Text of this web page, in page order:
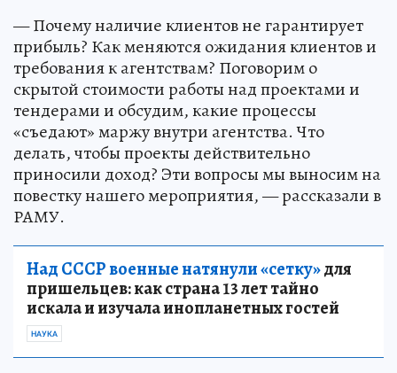
— Почему наличие клиентов не гарантирует
прибыль? Как меняются ожидания клиентов и
требования к агентствам? Поговорим о
скрытой стоимости работы над проектами и
тендерами и обсудим, какие процессы
«съедают» маржу внутри агентства. Что
делать, чтобы проекты действительно
приносили доход? Эти вопросы мы выносим на
повестку нашего мероприятия, — рассказали в
РАМУ.
Над СССР военные натянули «сетку»для
пришельцев: как страна 13 лет тайно
искала и изучала инопланетных гостей
НАУКА